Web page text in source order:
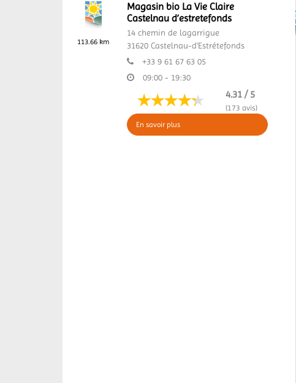
113.66 km
Magasin bio La Vie Claire
Castelnau d’estretefonds
14 chemin de lagarrigue
31620 Castelnau-d'Estrétefonds
+33 9 61 67 63 05
09:00 - 19:30
4.31 / 5
(173 avis)
En savoir plus